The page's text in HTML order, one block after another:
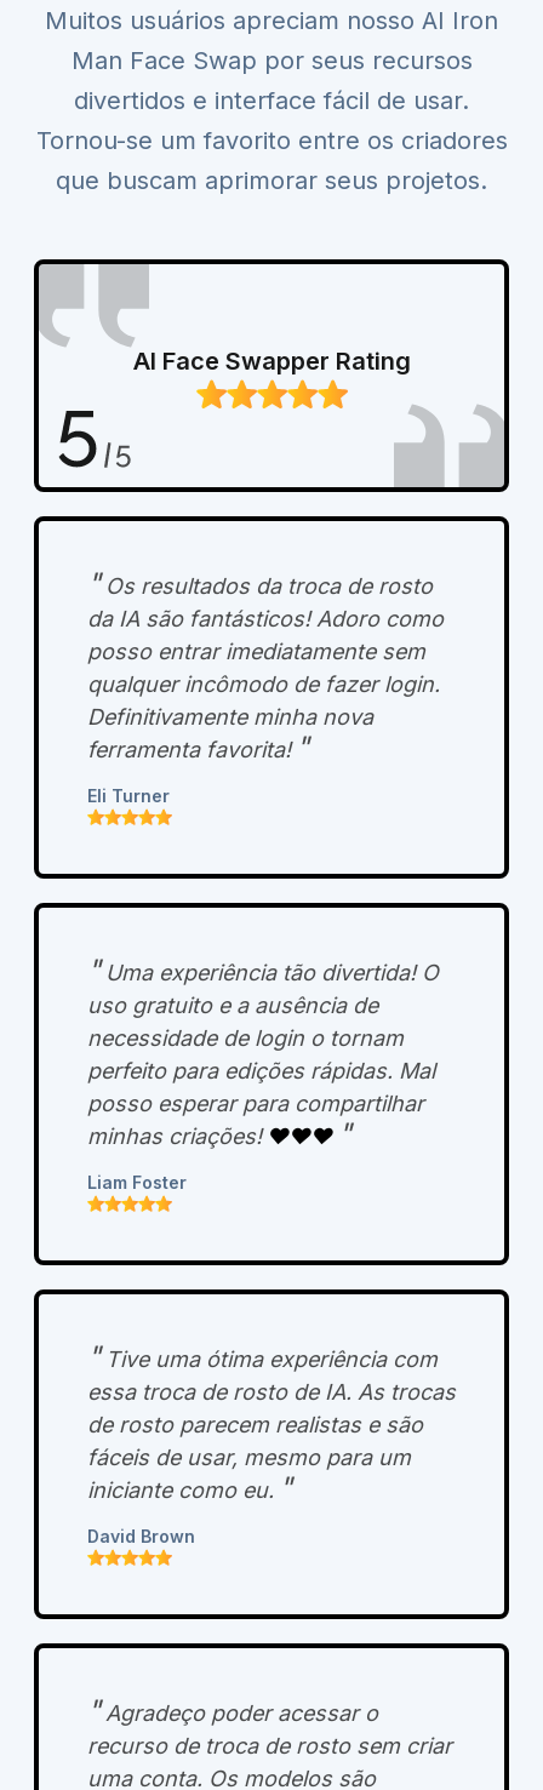
Muitos usuários apreciam nosso AI Iron
Man Face Swap por seus recursos
divertidos e interface fácil de usar.
Tornou-se um favorito entre os criadores
que buscam aprimorar seus projetos.
AI Face Swapper Rating
" Os resultados da troca de rosto
da IA ​​são fantásticos! Adoro como
posso entrar imediatamente sem
qualquer incômodo de fazer login.
Definitivamente minha nova
ferramenta favorita! "
Eli Turner
" Uma experiência tão divertida! O
uso gratuito e a ausência de
necessidade de login o tornam
perfeito para edições rápidas. Mal
posso esperar para compartilhar
minhas criações!❤️❤️❤️ "
Liam Foster
" Tive uma ótima experiência com
essa troca de rosto de IA. As trocas
de rosto parecem realistas e são
fáceis de usar, mesmo para um
iniciante como eu. "
David Brown
" Agradeço poder acessar o
recurso de troca de rosto sem criar
uma conta. Os modelos são